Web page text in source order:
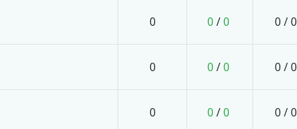
0 0 /0 0 /0
0 0 /0 0 /0
0 0 /0 0 /0